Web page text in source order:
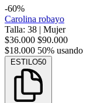
-60%
Carolina robayo
Talla: 38 | Mujer
$36.000 $90.000
$18.000 50% usando
ESTILO50